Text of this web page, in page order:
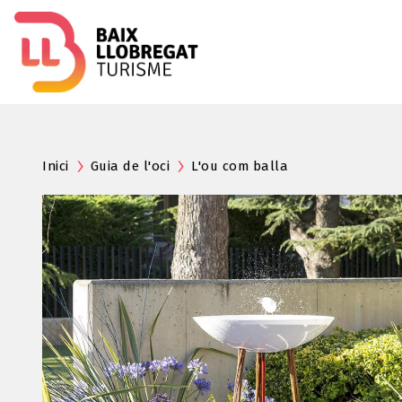
Inici Guia de l'oci L'ou com balla